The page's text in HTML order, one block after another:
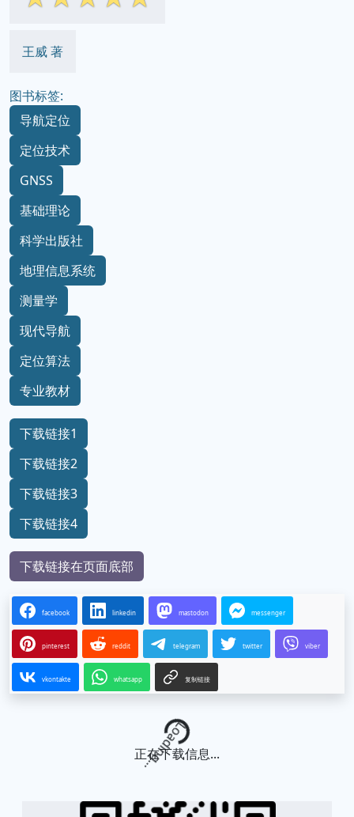
王威 著
图书标签:
导航定位
定位技术
GNSS
基础理论
科学出版社
地理信息系统
测量学
现代导航
定位算法
专业教材
下载链接1
下载链接2
下载链接3
下载链接4
下载链接在页面底部
facebook linkedin mastodon messenger
pinterest reddit telegram twitter viber
vkontakte whatsapp 复制链接
Loading...
正在下载信息...